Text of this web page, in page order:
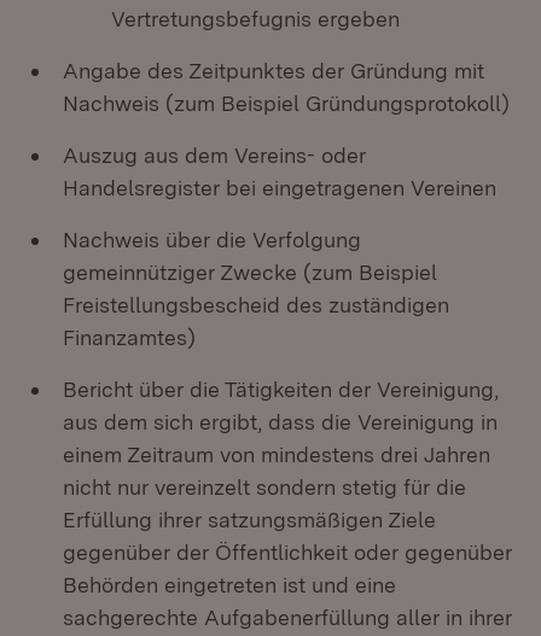
Vertretungsbefugnis ergeben
Angabe des Zeitpunktes der Gründung mit
Nachweis (zum Beispiel Gründungsprotokoll)
Auszug aus dem Vereins- oder
Handelsregister bei eingetragenen Vereinen
Nachweis über die Verfolgung
gemeinnütziger Zwecke (zum Beispiel
Freistellungsbescheid des zuständigen
Finanzamtes)
Bericht über die Tätigkeiten der Vereinigung,
aus dem sich ergibt, dass die Vereinigung in
einem Zeitraum von mindestens drei Jahren
nicht nur vereinzelt sondern stetig für die
Erfüllung ihrer satzungsmäßigen Ziele
gegenüber der Öffentlichkeit oder gegenüber
Behörden eingetreten ist und eine
sachgerechte Aufgabenerfüllung aller in ihrer